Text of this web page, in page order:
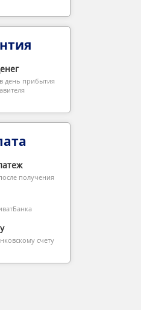
день прибытия
получения
счету